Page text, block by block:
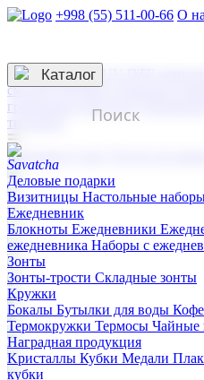
+998 (55) 511-00-66 О
3D гравировка
смолой (Doming)
гравировка твердая
тиснение
☰
Контакты
Каталог
Деловые подарки
Визитницы Настольные
Ежедневник
Блокноты Ежедневники
ежедневника Наборы с
Зонты
Зонты-трости Складные зонты
Кружки
Бокалы Бутылки для воды
Термокружки Термосы Чайные
Наградная продукция
Kристаллы Кубки Медали
кубки